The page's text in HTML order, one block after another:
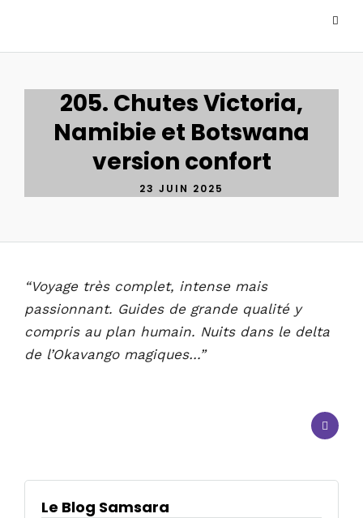
205. Chutes Victoria,
Namibie et Botswana
version confort
23 JUIN 2025
“Voyage très complet, intense mais
passionnant. Guides de grande qualité y
compris au plan humain. Nuits dans le delta
de l’Okavango magiques…”
Le Blog Samsara